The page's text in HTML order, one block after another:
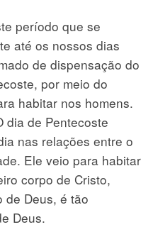
período que se
até os nossos dias
de dispensação do
por meio do
habitar nos homens.
dia de Pentecoste
nas relações entre o
Ele veio para habitar
corpo de Cristo,
de Deus, é tão
Deus.